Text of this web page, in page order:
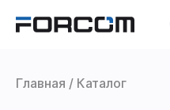
Главная Каталог